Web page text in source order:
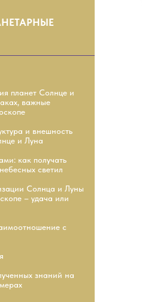
планет Солнце и
важные
и внешность
и Луна
как получать
светил
Солнца и Луны
– удача или
с
знаний на